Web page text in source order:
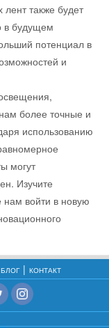
также будет
в будущем
потенциал в
и
более точные и
использованию
могут
Изучите
нам войти в новую
БЛОГ КОНТАКТ